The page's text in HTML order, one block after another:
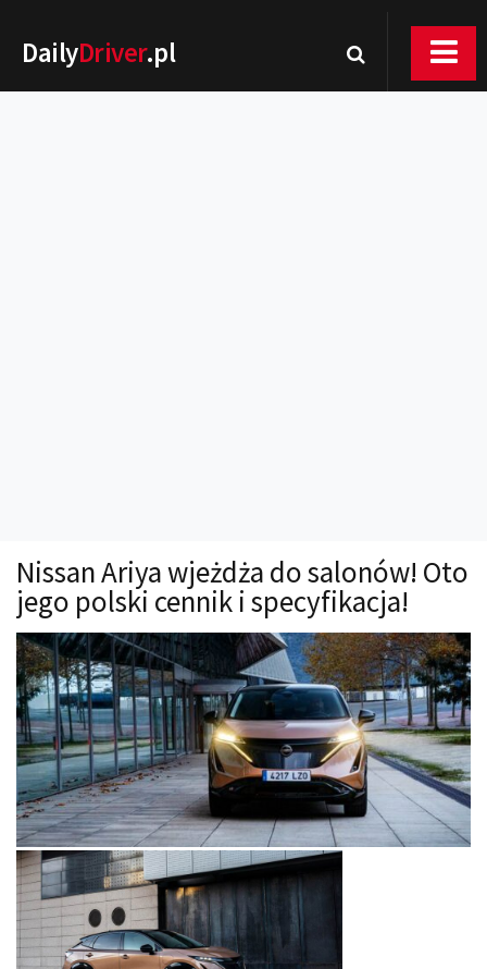
DailyDriver.pl
Technika jazdy
Oświetlenie
Kalkulatory
Przelicznik mocy
Auto z niemiec
Galerie
Nissan Ariya wjeżdża do salonów! Oto
jego polski cennik i specyfikacja!